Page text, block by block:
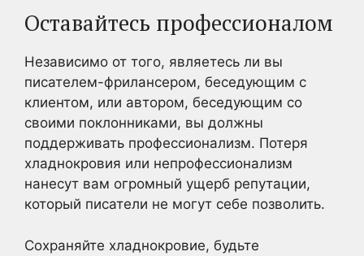
Оставайтесь профессионалом
Независимо от того, являетесь ли вы
писателем-фрилансером, беседующим с
клиентом, или автором, беседующим со
своими поклонниками, вы должны
поддерживать профессионализм. Потеря
хладнокровия или непрофессионализм
нанесут вам огромный ущерб репутации,
который писатели не могут себе позволить.
Сохраняйте хладнокровие, будьте